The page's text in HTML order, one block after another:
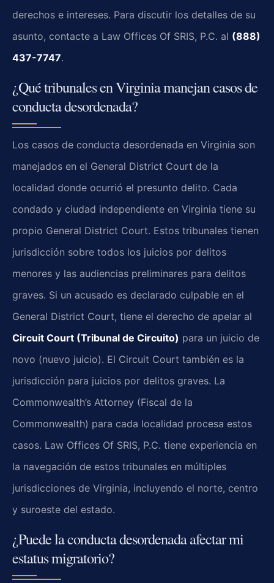
derechos e intereses. Para discutir los detalles de su
asunto, contacte a Law Offices Of SRIS, P.C. al (888)
437-7747.
¿Qué tribunales en Virginia manejan casos de
conducta desordenada?
Los casos de conducta desordenada en Virginia son
manejados en el General District Court de la
localidad donde ocurrió el presunto delito. Cada
condado y ciudad independiente en Virginia tiene su
propio General District Court. Estos tribunales tienen
jurisdicción sobre todos los juicios por delitos
menores y las audiencias preliminares para delitos
graves. Si un acusado es declarado culpable en el
General District Court, tiene el derecho de apelar al
Circuit Court (Tribunal de Circuito) para un juicio de
novo (nuevo juicio). El Circuit Court también es la
jurisdicción para juicios por delitos graves. La
Commonwealth’s Attorney (Fiscal de la
Commonwealth) para cada localidad procesa estos
casos. Law Offices Of SRIS, P.C. tiene experiencia en
la navegación de estos tribunales en múltiples
jurisdicciones de Virginia, incluyendo el norte, centro
y suroeste del estado.
¿Puede la conducta desordenada afectar mi
estatus migratorio?